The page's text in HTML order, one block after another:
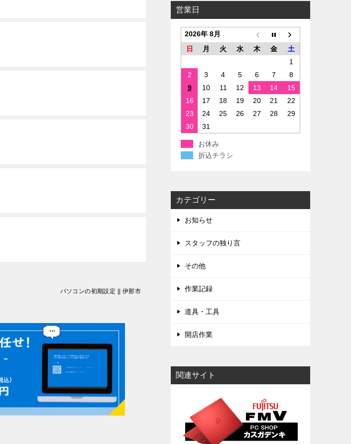
パソコンの初期設定 || 伊那市
営業日
2026年 8月
日
月 火 水 木 金
土
1
2
3 4 5 6 7
8
9
10 11 12 13 14
15
16
17 18 19 20 21
22
23
24 25 26 27 28
29
30
31
お休み
折込チラシ
カテゴリー
お知らせ
スタッフの独り言
その他
作業記録
道具・工具
開店作業
関連サイト